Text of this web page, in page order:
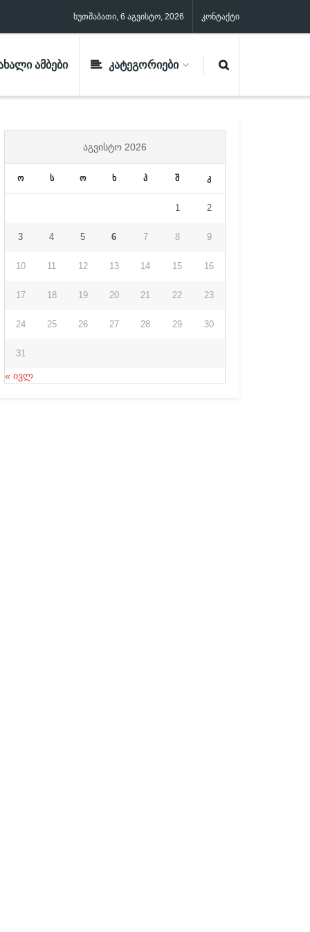
ხუთშაბათი, 6 აგვისტო, 2026 კონტაქტი
ᲐᲛᲑᲔᲑᲘ ᲙᲐᲢᲔᲒᲝᲠᲘᲔᲑᲘ
ᲐᲒᲕᲘᲡᲢᲝ 2026
ო ს ო ხ პ შ კ
1 2
3 4 5 6 7 8 9
10 11 12 13 14 15 16
17 18 19 20 21 22 23
24 25 26 27 28 29 30
31
« ივლ